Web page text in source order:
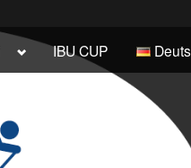
Toggle
menu
IBU CUP